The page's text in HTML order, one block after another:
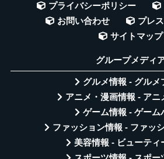
プライバシーポリシー
お問い合わせ
プレ
サイトマップ
グループメディ
グルメ情報 - グルメ
アニメ・漫画情報 - アニ
ゲーム情報 - ゲーム
ファッション情報 - ファッ
美容情報 - ビューティ